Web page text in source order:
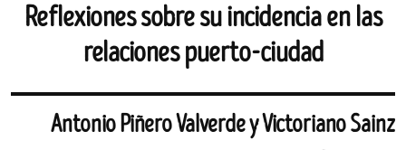
Reflexiones sobre su incidencia en las
relaciones puerto-ciudad
Antonio Piñero Valverde y Victoriano Sainz